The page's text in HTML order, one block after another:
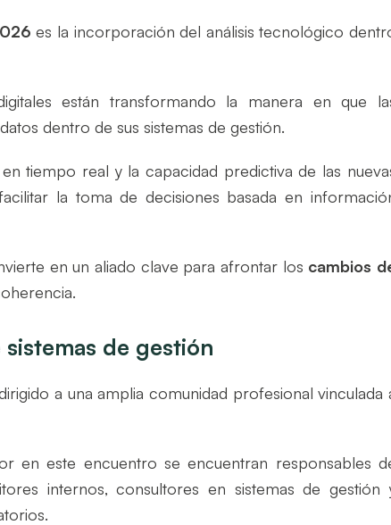
es la incorporación del análisis tecnológico
están transformando la manera en que
dentro de sus sistemas de gestión.
tiempo real y la capacidad predictiva de las
la toma de decisiones basada en
en un aliado clave para afrontar los cambios
de gestión
a una amplia comunidad profesional vinculada
en este encuentro se encuentran responsables
internos, consultores en sistemas de gestión